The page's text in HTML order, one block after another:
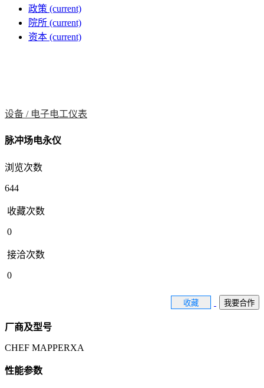
政策 (current)
院所 (current)
资本 (current)
设备 / 电子电工仪表
脉冲场电永仪
浏览次数
644
收藏次数
0
接洽次数
0
收藏 我要合作
厂商及型号
CHEF MAPPERXA
性能参数